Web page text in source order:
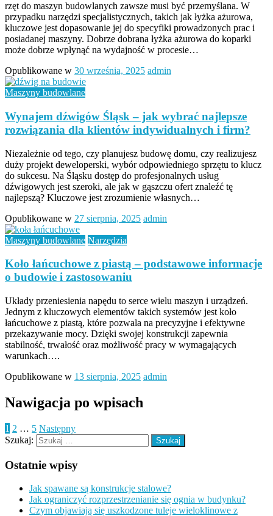
rzęt do maszyn budowlanych zawsze musi być przemyślana. W
przypadku narzędzi specjalistycznych, takich jak łyżka ażurowa,
kluczowe jest dopasowanie jej do specyfiki prowadzonych prac i
posiadanej maszyny. Dobrze dobrana łyżka ażurowa do koparki
może dobrze wpłynąć na wydajność w procesie…
Opublikowane w 30 września, 2025 admin
Maszyny budowlane
Wynajem dźwigów Śląsk – jak wybrać najlepsze
rozwiązania dla klientów indywidualnych i firm?
Niezależnie od tego, czy planujesz budowę domu, czy realizujesz
duży projekt deweloperski, wybór odpowiedniego sprzętu to klucz
do sukcesu. Na Śląsku dostęp do profesjonalnych usług
dźwigowych jest szeroki, ale jak w gąszczu ofert znaleźć tę
najlepszą? Kluczowe jest zrozumienie własnych…
Opublikowane w 27 sierpnia, 2025 admin
Maszyny budowlane Narzędzia
Koło łańcuchowe z piastą – podstawowe informacje
o budowie i zastosowaniu
Układy przeniesienia napędu to serce wielu maszyn i urządzeń.
Jednym z kluczowych elementów takich systemów jest koło
łańcuchowe z piastą, które pozwala na precyzyjne i efektywne
przekazywanie mocy. Dzięki swojej konstrukcji zapewnia
stabilność, trwałość oraz możliwość pracy w wymagających
warunkach….
Opublikowane w 13 sierpnia, 2025 admin
Nawigacja po wpisach
1 2 … 5 Następny
Szukaj:
Ostatnie wpisy
Jak spawane są konstrukcje stalowe?
Jak ograniczyć rozprzestrzenianie się ognia w budynku?
Czym objawiają się uszkodzone tuleje wieloklinowe z